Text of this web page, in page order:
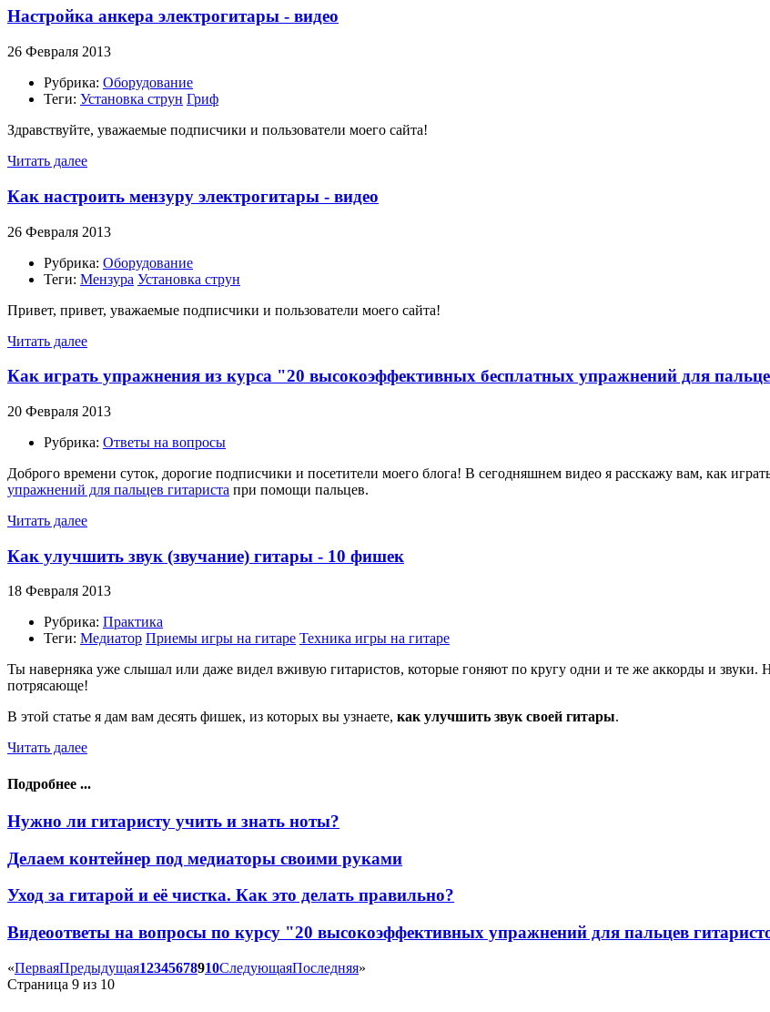
Настройка анкера электрогитары - видео
26 Февраля 2013
Рубрика: Оборудование
Теги: Установка струн Гриф
Здравствуйте, уважаемые подписчики и пользователи моего сайта!
Читать далее
Как настроить мензуру электрогитары - видео
26 Февраля 2013
Рубрика: Оборудование
Теги: Мензура Установка струн
Привет, привет, уважаемые подписчики и пользователи моего сайта!
Читать далее
Как играть упражнения из курса "20 высокоэффективных бесплатных упражнений для
20 Февраля 2013
Рубрика: Ответы на вопросы
Доброго времени суток, дорогие подписчики и посетители моего блога! В сегодняшнем видео я расскажу вам, как
упражнений для пальцев гитариста при помощи пальцев.
Читать далее
Как улучшить звук (звучание) гитары - 10 фишек
18 Февраля 2013
Рубрика: Практика
Теги: Медиатор Приемы игры на гитаре Техника игры на гитаре
Ты наверняка уже слышал или даже видел вживую гитаристов, которые гоняют по кругу одни и те же аккорды и звуки.
потрясающе!
В этой статье я дам вам десять фишек, из которых вы узнаете, как улучшить звук своей гитары.
Читать далее
Подробнее ...
Нужно ли гитаристу учить и знать ноты?
Делаем контейнер под медиаторы своими руками
Уход за гитарой и её чистка. Как это делать правильно?
Видеоответы на вопросы по курсу "20 высокоэффективных упражнений для пальцев
«ПерваяПредыдущая12345678910СледующаяПоследняя»
Страница 9 из 10